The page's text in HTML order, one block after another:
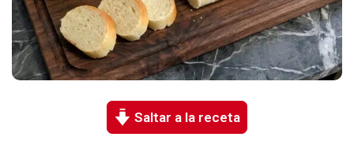
Saltar a la receta